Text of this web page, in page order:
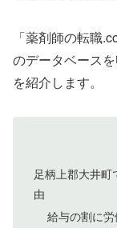
「薬剤師の転職
のデータベース
を紹介します。
足柄上郡大井
由
給与の割に